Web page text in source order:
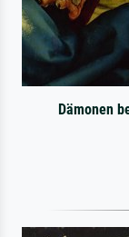
Dämonen